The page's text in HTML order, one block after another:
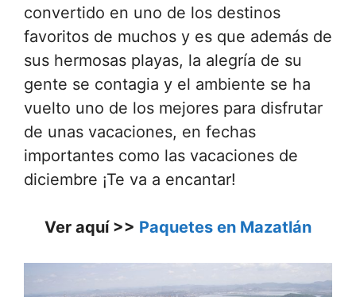
convertido en uno de los destinos
favoritos de muchos y es que además de
sus hermosas playas, la alegría de su
gente se contagia y el ambiente se ha
vuelto uno de los mejores para disfrutar
de unas vacaciones, en fechas
importantes como las vacaciones de
diciembre ¡Te va a encantar!
Ver aquí >> Paquetes en Mazatlán